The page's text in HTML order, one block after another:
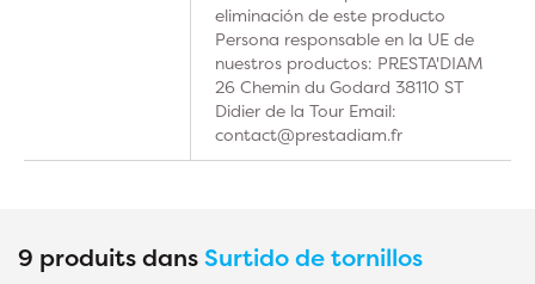
eliminación de este producto
Persona responsable en la UE de
nuestros productos: PRESTA'DIAM
26 Chemin du Godard 38110 ST
Didier de la Tour Email:
contact@prestadiam.fr
9 produits dansSurtido de tornillos